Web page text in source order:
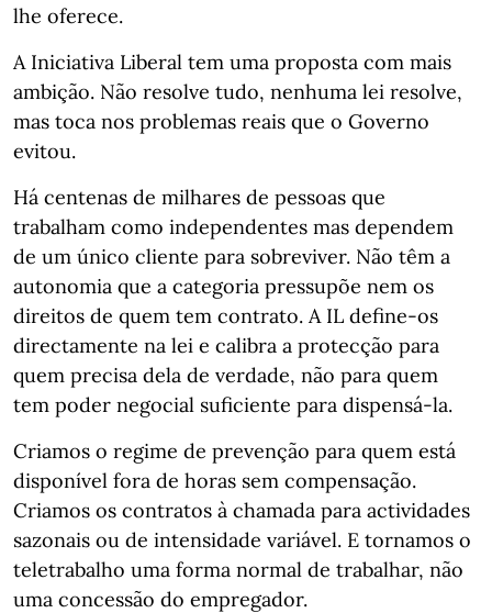
lhe oferece.
A Iniciativa Liberal tem uma proposta com mais
ambição. Não resolve tudo, nenhuma lei resolve,
mas toca nos problemas reais que o Governo
evitou.
Há centenas de milhares de pessoas que
trabalham como independentes mas dependem
de um único cliente para sobreviver. Não têm a
autonomia que a categoria pressupõe nem os
direitos de quem tem contrato. A IL define-os
directamente na lei e calibra a protecção para
quem precisa dela de verdade, não para quem
tem poder negocial suficiente para dispensá-la.
Criamos o regime de prevenção para quem está
disponível fora de horas sem compensação.
Criamos os contratos à chamada para actividades
sazonais ou de intensidade variável. E tornamos o
teletrabalho uma forma normal de trabalhar, não
uma concessão do empregador.